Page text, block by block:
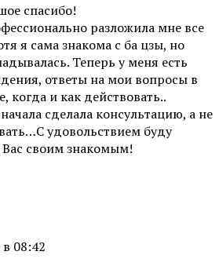
спасибо!
разложила мне все
я сама знакома с ба цзы, но
Теперь у меня есть
ответы на мои вопросы в
когда и как действовать..
сделала консультацию, а не
удовольствием буду
своим знакомым!
в 08:42